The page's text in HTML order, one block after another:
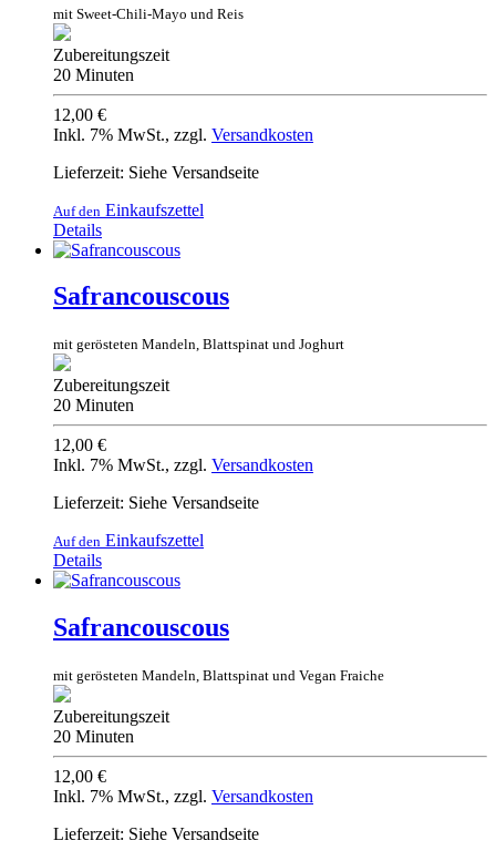
mit Sweet-Chili-Mayo und Reis
Zubereitungszeit
20 Minuten
12,00 €
Inkl. 7% MwSt., zzgl. Versandkosten
Lieferzeit: Siehe Versandseite
Auf den Einkaufszettel
Details
Safrancouscous
mit gerösteten Mandeln, Blattspinat und Joghurt
Zubereitungszeit
20 Minuten
12,00 €
Inkl. 7% MwSt., zzgl. Versandkosten
Lieferzeit: Siehe Versandseite
Auf den Einkaufszettel
Details
Safrancouscous
mit gerösteten Mandeln, Blattspinat und Vegan Fraiche
Zubereitungszeit
20 Minuten
12,00 €
Inkl. 7% MwSt., zzgl. Versandkosten
Lieferzeit: Siehe Versandseite